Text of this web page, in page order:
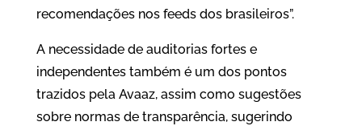
recomendações nos feeds dos brasileiros”.
A necessidade de auditorias fortes e
independentes também é um dos pontos
trazidos pela Avaaz, assim como sugestões
sobre normas de transparência, sugerindo